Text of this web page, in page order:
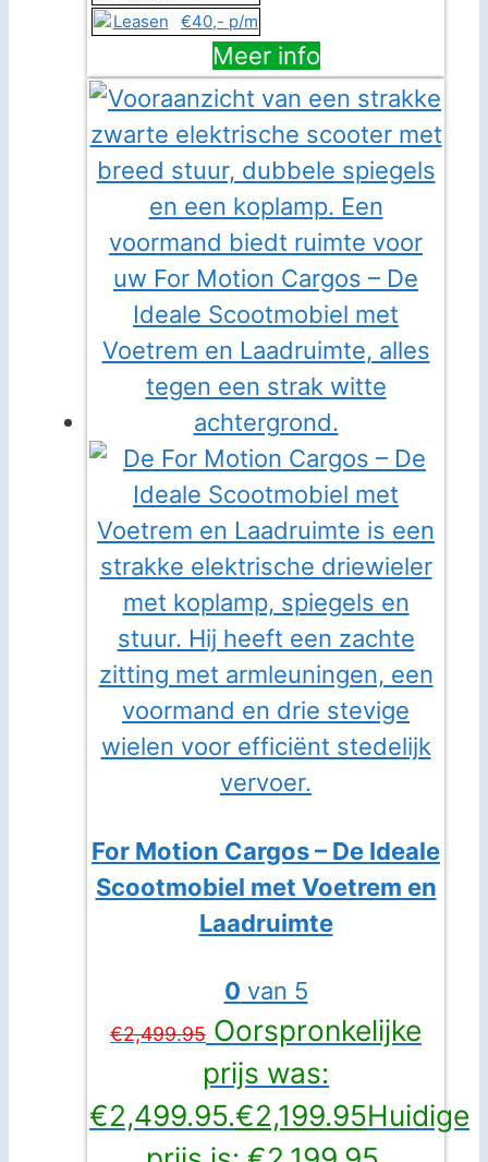
€40,- p/m
Meer info
For Motion Cargos – De Ideale
Scootmobiel met Voetrem en
Laadruimte
0 van 5
€2,499.95 Oorspronkelijke
prijs was:
€2,499.95.€2,199.95Huidige